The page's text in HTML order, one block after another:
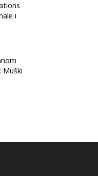
i
Muški